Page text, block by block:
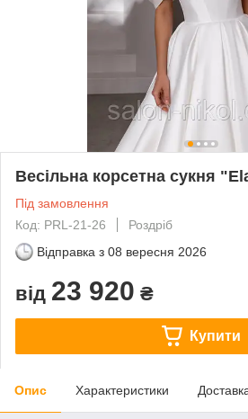
Весільна корсетна сукня
Під замовлення
Код: PRL-21-26
Роздріб
Відправка з 08 вересня 2026
від 23 920 ₴
Купити
Опис Характеристики